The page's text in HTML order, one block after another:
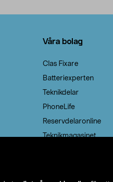
Våra bolag
Clas Fixare
Batteriexperten
Teknikdelar
PhoneLife
Reservdelaronline
Teknikmagasinet